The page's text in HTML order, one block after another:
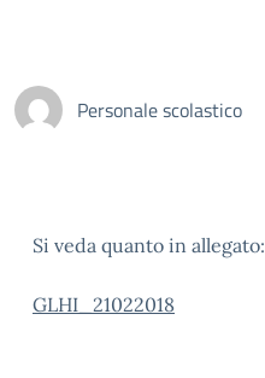
Personale scolastico
Si veda quanto in allegato:
GLHI_21022018